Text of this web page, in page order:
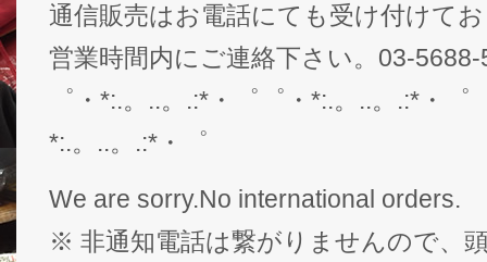
通信販売はお電話にても受け付けて
営業時間内にご連絡下さい。03-5688-
゜・*:.。..。.:*・゜゜・*:.。..。.:*・
*:.。..。.:*・゜
We are sorry.No international orders.
※ 非通知電話は繋がりませんので、